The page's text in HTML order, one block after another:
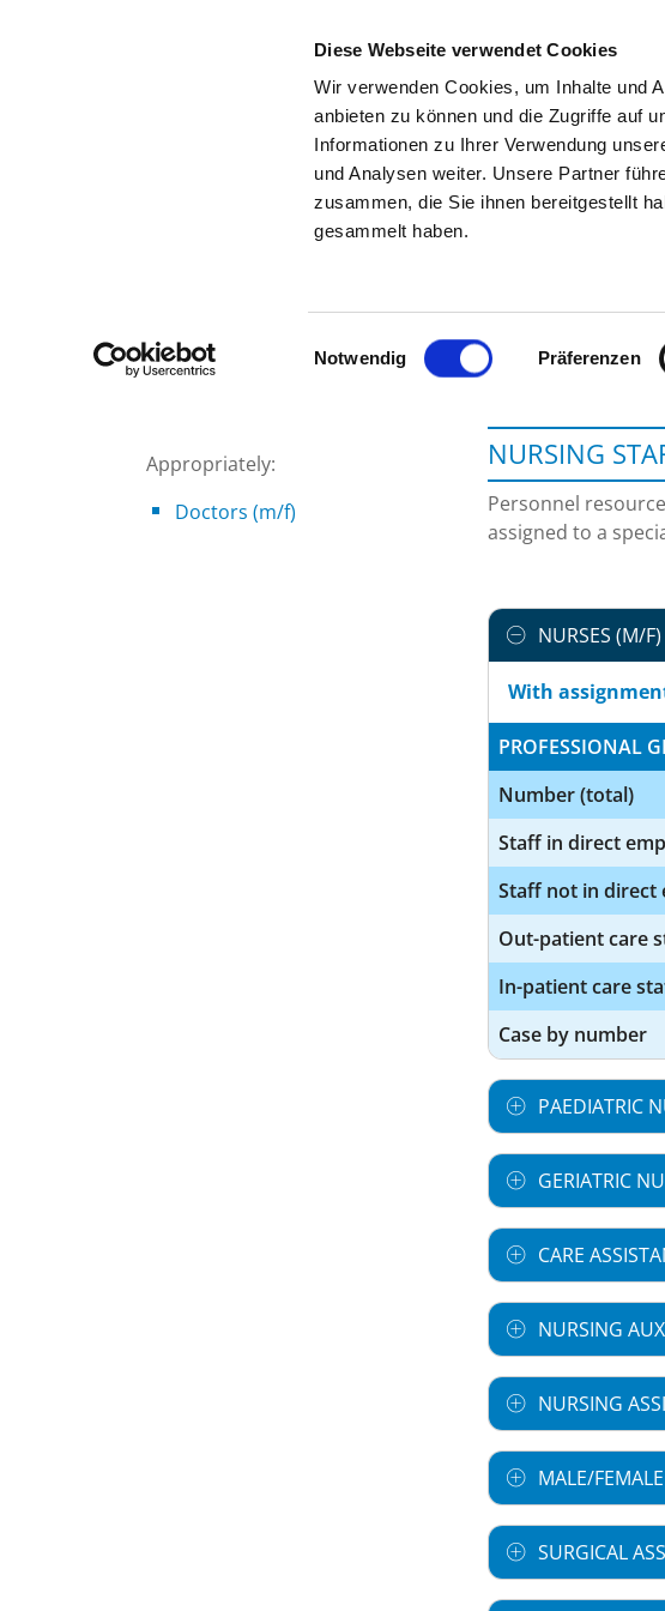
Diese Webseite verwendet Cookies
Wir verwenden Cookies, um Inhalte und
anbieten zu können und die Zugriffe auf
Informationen zu Ihrer Verwendung
und Analysen weiter. Unsere Partner
zusammen, die Sie ihnen bereitgestellt
gesammelt haben.
Einwilligungsauswahl
Notwendig Präferenzen
To the specialist department
Appropriately:
Doctors (m/f)
NURSING
Personnel
assigned to a
NURSES (M/F)
With
PROFESSIONAL
Number (total)
Staff in direct
Staff not in direct
Out-patient care
In-patient care
Case by number
PAEDIATRIC
GERIATRIC
CARE
NURSING
NURSING
MALE/
SURGICAL